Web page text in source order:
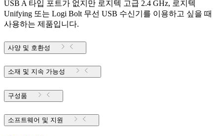
USB A 타입 포트가 없지만 로지텍 고급 2.4 GHz, 로지텍
Unifying 또는 Logi Bolt 무선 USB 수신기를 이용하고 싶을 때
사용하는 제품입니다.
사양 및 호환성
소재 및 지속 가능성
구성품
소프트웨어 및 지원